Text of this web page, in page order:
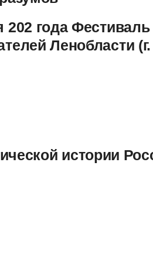
202 года
Ленобласти
истории